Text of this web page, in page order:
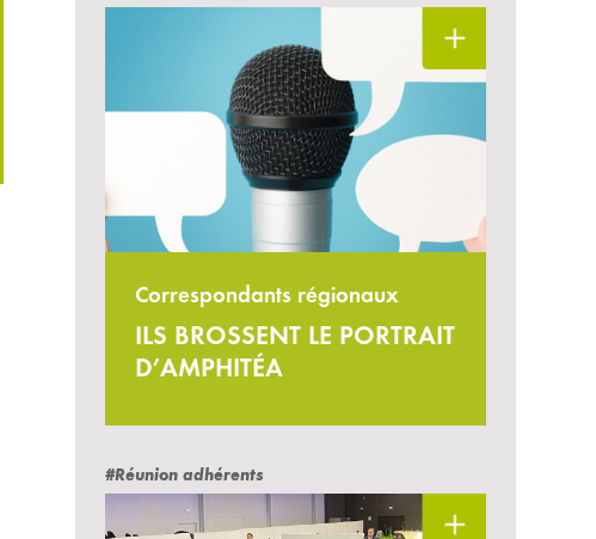
Correspondants régionaux
ILS BROSSENT LE PORTRAIT
D’AMPHITÉA
#Réunion adhérents